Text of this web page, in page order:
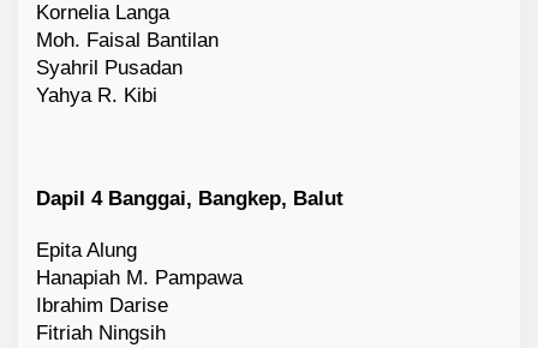
Kornelia Langa
Moh. Faisal Bantilan
Syahril Pusadan
Yahya R. Kibi
Dapil 4 Banggai, Bangkep, Balut
Epita Alung
Hanapiah M. Pampawa
Ibrahim Darise
Fitriah Ningsih